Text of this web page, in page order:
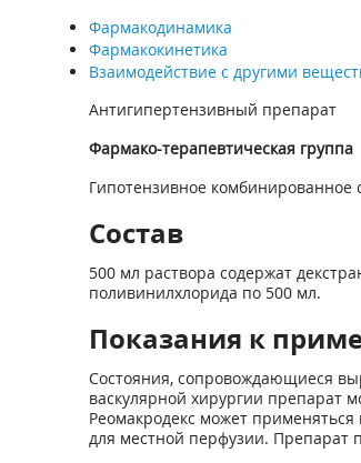
Фармакодинамика
Фармакокинетика
Взаимодействие с другими
Антигипертензивный препарат
Фармако-терапевтическая группа
Гипотензивное комбинированное
Состав
500 мл раствора содержат
поливинилхлорида по 500 мл.
Показания к
Состояния, сопровождающиеся
васкулярной хирургии препарат
Реомакродекс может применяться
для местной перфузии. Препарат